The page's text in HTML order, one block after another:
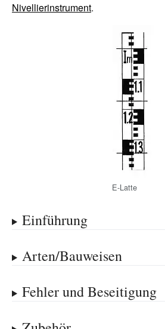
Nivellierinstrument.
E-Latte
Einführung
Arten/Bauweisen
Fehler und Beseitigung